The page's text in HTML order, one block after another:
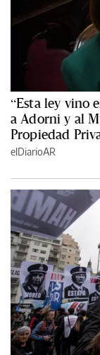
“Esta ley vino
a Adorni y al
Propiedad
elDiarioAR